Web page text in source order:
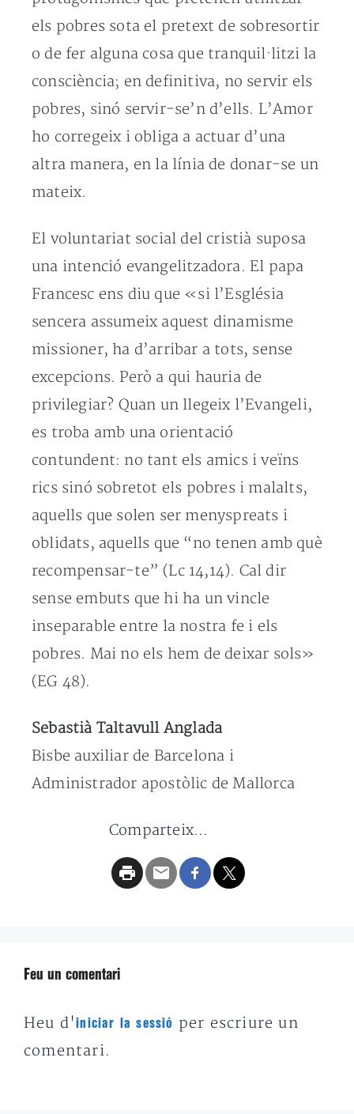
els pobres sota el pretext de sobresortir
o de fer alguna cosa que tranquil·litzi la
consciència; en definitiva, no servir els
pobres, sinó servir-se’n d’ells. L’Amor
ho corregeix i obliga a actuar d’una
altra manera, en la línia de donar-se un
mateix.
El voluntariat social del cristià suposa
una intenció evangelitzadora. El papa
Francesc ens diu que «si l’Església
sencera assumeix aquest dinamisme
missioner, ha d’arribar a tots, sense
excepcions. Però a qui hauria de
privilegiar? Quan un llegeix l’Evangeli,
es troba amb una orientació
contundent: no tant els amics i veïns
rics sinó sobretot els pobres i malalts,
aquells que solen ser menyspreats i
oblidats, aquells que “no tenen amb què
recompensar-te” (Lc 14,14). Cal dir
sense embuts que hi ha un vincle
inseparable entre la nostra fe i els
pobres. Mai no els hem de deixar sols»
(EG 48).
Sebastià Taltavull Anglada
Bisbe auxiliar de Barcelona i
Administrador apostòlic de Mallorca
Comparteix...
Feu un comentari
Heu d'iniciar la sessió
per escriure un
comentari.